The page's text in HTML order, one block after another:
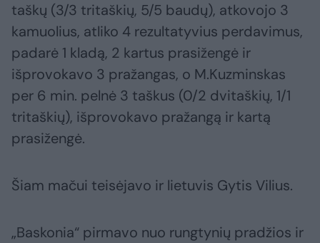
taškų (3/3 tritaškių, 5/5 baudų), atkovojo 3
kamuolius, atliko 4 rezultatyvius perdavimus,
padarė 1 kladą, 2 kartus prasižengė ir
išprovokavo 3 pražangas, o M.Kuzminskas
per 6 min. pelnė 3 taškus (0/2 dvitaškių, 1/1
tritaškių), išprovokavo pražangą ir kartą
prasižengė.
Šiam mačui teisėjavo ir lietuvis Gytis Vilius.
„Baskonia“ pirmavo nuo rungtynių pradžios ir